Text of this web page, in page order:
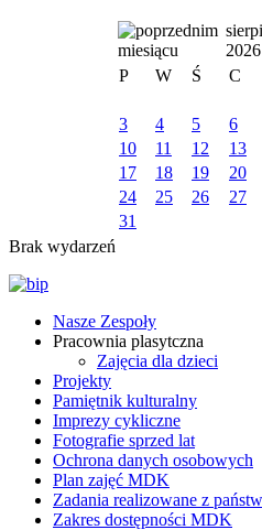
2026
P
W Ś C
3
4 5 6
10
11 12 13
17
18 19 20
24
25 26 27
31
Brak wydarzeń
Nasze Zespoły
Pracownia plasytczna
Zajęcia dla dzieci
Projekty
Pamiętnik kulturalny
Imprezy cykliczne
Fotografie sprzed lat
Ochrona danych osobowych
Plan zajęć MDK
Zadania realizowane z
Zakres dostępności MDK